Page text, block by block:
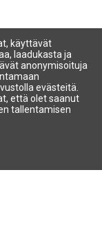
käyttävät
laadukasta ja
anonymisoituja
evästeitä.
että olet saanut
tallentamisen